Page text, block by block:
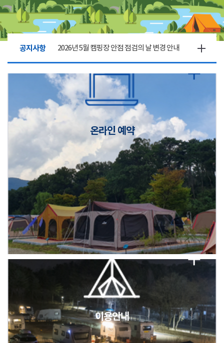
공지사항 2026년 5월 캠핑장 안점 점검의 날 변경 안내
캠핑장(9월1일~6일) 미운영 공지
2026년 5월 캠핑장 안점 점검의 날 변경 안내
캠핑장(9월1일~6일) 미운영 공지
2026년 5월 캠핑장 안점 점검의 날 변경 안내
캠핑장(9월1일~6일) 미운영 공지
2026년 5월 캠핑장 안점 점검의 날 변경 안내
온라인 예약
이용안내